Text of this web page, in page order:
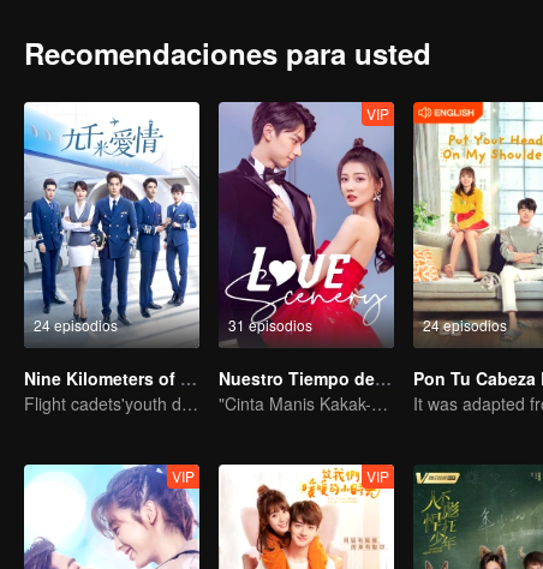
Recomendaciones para usted
24 episodios
Nine Kilometers of Love
Flight cadets'youth dream-driven journey
31 episodios
VIP
Nuestro Tiempo de Amor
"Cinta Manis Kakak-Adik Xu Lu dan Lin Yi"
24 episodios
VIP VIP